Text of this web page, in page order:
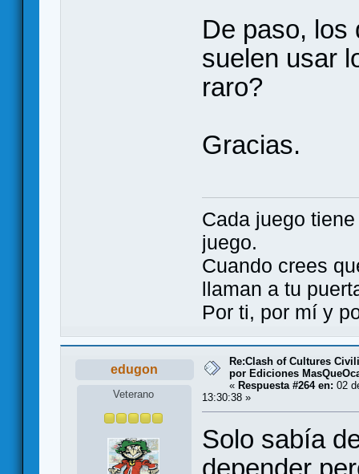
De paso, los
suelen usar
raro?
Gracias.
Cada juego
juego.
Cuando crees
llaman a tu
Por ti, por mí y
edugon
Veterano
Re:Clash of Cultures
por Ediciones
« Respuesta #264 en: 02
13:30:38 »
Solo sabía
depender